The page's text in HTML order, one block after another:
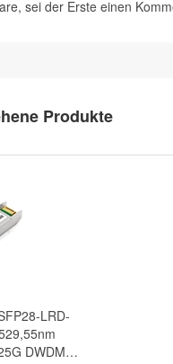
sei der Erste einen
Produkte
LRD-
DWDM